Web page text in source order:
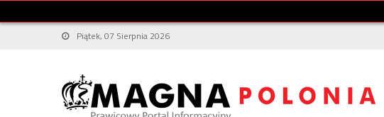
Piątek, 07 Sierpnia 2026